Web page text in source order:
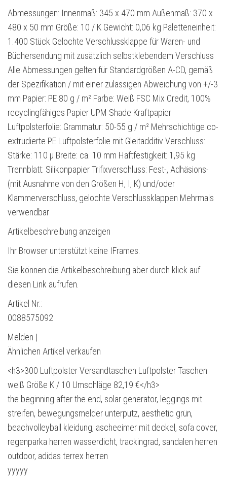
Abmessungen: Innenmaß: 345 x 470 mm Außenmaß: 370 x
480 x 50 mm Größe: 10 / K Gewicht: 0,06 kg Paletteneinheit:
1.400 Stück Gelochte Verschlussklappe für Waren- und
Büchersendung mit zusätzlich selbstklebendem Verschluss
Alle Abmessungen gelten für Standardgrößen A-CD, gemäß
der Spezifikation / mit einer zulässigen Abweichung von +/-3
mm Papier: PE 80 g / m² Farbe: Weiß FSC Mix Credit, 100%
recyclingfähiges Papier UPM Shade Kraftpapier
Luftpolsterfolie: Grammatur: 50-55 g / m² Mehrschichtige co-
extrudierte PE Luftpolsterfolie mit Gleitadditiv Verschluss:
Stärke: 110 µ Breite: ca. 10 mm Haftfestigkeit: 1,95 kg
Trennblatt: Silikonpapier Trifixverschluss: Fest-, Adhäsions-
(mit Ausnahme von den Größen H, I, K) und/oder
Klammerverschluss, gelochte Verschlussklappen Mehrmals
verwendbar
Artikelbeschreibung anzeigen
Ihr Browser unterstützt keine IFrames.
Sie können die Artikelbeschreibung aber durch klick auf
diesen Link aufrufen.
Artikel Nr.:
0088575092
Melden |
Ähnlichen Artikel verkaufen
<h3>300 Luftpolster Versandtaschen Luftpolster Taschen
weiß Größe K / 10 Umschläge 82,19 €</h3>
the beginning after the end, solar generator, leggings mit
streifen, bewegungsmelder unterputz, aesthetic grün,
beachvolleyball kleidung, ascheeimer mit deckel, sofa cover,
regenparka herren wasserdicht, trackingrad, sandalen herren
outdoor, adidas terrex herren
yyyyy